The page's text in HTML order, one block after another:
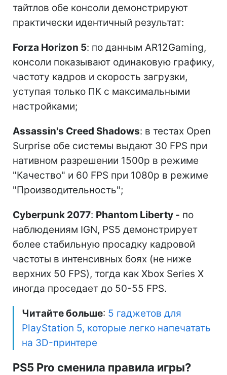
тайтлов обе консоли демонстрируют
практически идентичный результат:
Forza Horizon 5: по данным AR12Gaming,
консоли показывают одинаковую графику,
частоту кадров и скорость загрузки,
уступая только ПК с максимальными
настройками;
Assassin's Creed Shadows: в тестах Open
Surprise обе системы выдают 30 FPS при
нативном разрешении 1500p в режиме
"Качество" и 60 FPS при 1080p в режиме
"Производительность";
Cyberpunk 2077: Phantom Liberty - по
наблюдениям IGN, PS5 демонстрирует
более стабильную просадку кадровой
частоты в интенсивных боях (не ниже
верхних 50 FPS), тогда как Xbox Series X
иногда проседает до 50-55 FPS.
Читайте больше: 5 гаджетов для
PlayStation 5, которые легко напечатать
на 3D-принтере
PS5 Pro сменила правила игры?